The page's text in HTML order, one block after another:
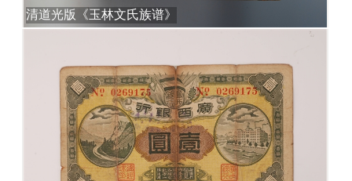
清道光版《玉林文氏族谱》